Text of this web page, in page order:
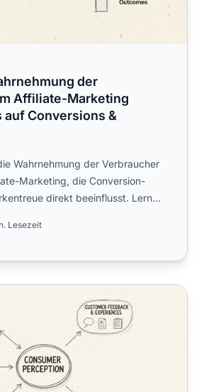
der
Affiliate-Marketing
auf Conversions &
Wahrnehmung der Verbraucher
Marketing, die Conversion-
direkt beeinflusst. Lernen
Lesezeit
die Wahrnehmung von